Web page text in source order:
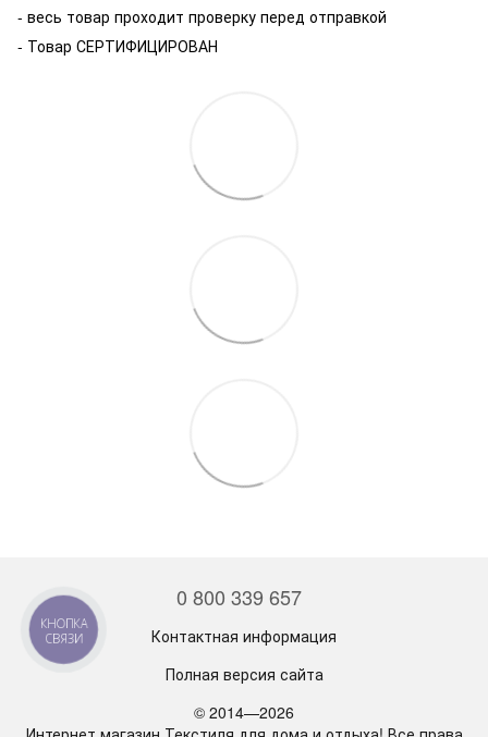
- весь товар проходит проверку перед отправкой
- Товар СЕРТИФИЦИРОВАН
0 800 339 657
Контактная информация
Полная версия сайта
© 2014—2026
КНОПКА
СВЯЗИ